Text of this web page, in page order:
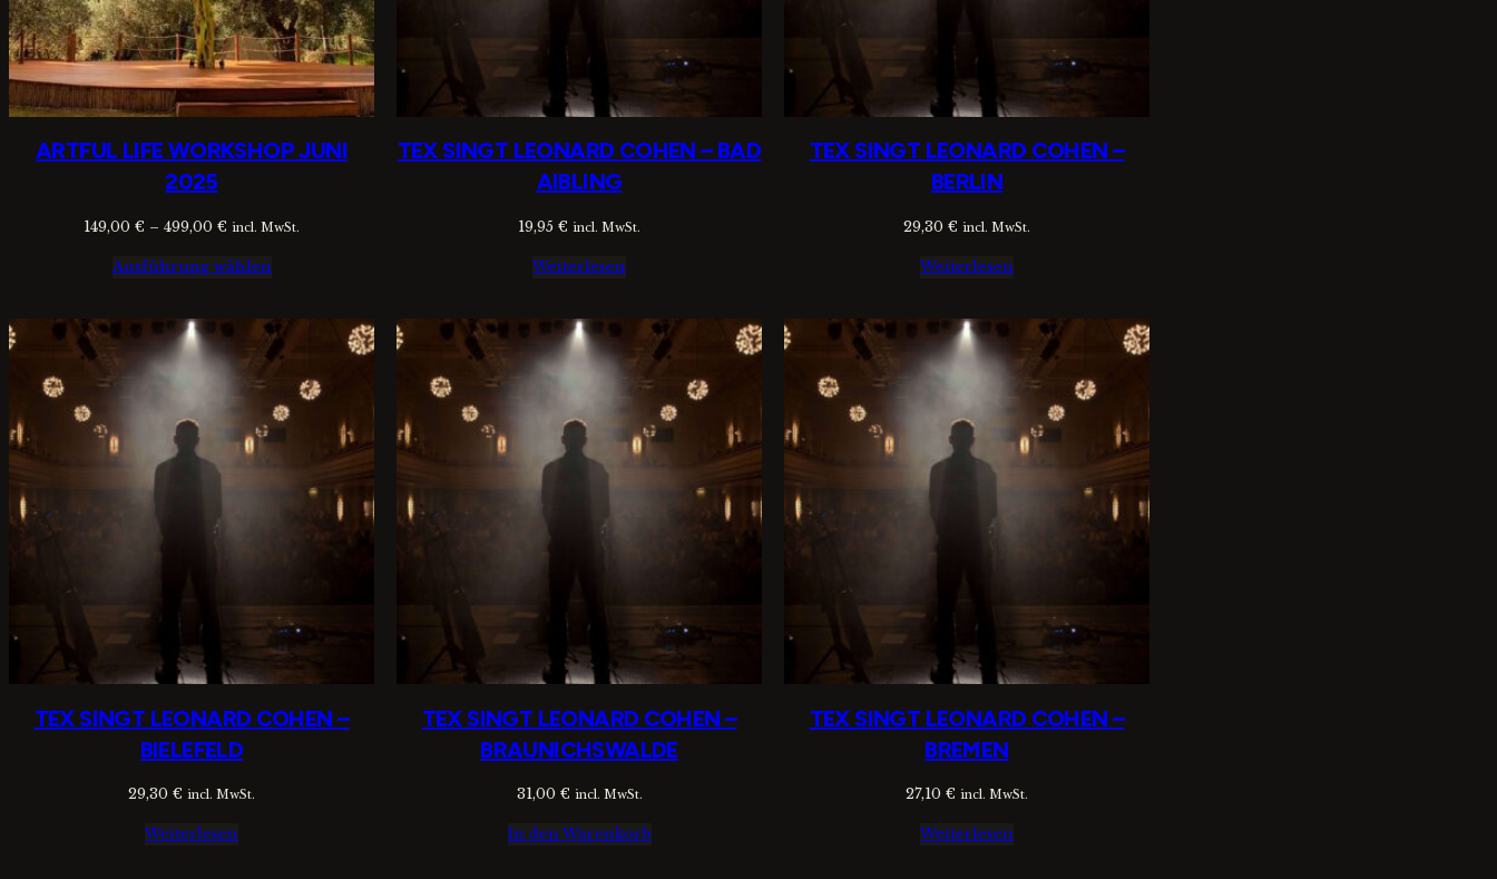
ARTFUL LIFE WORKSHOP JUNI
2025
149,00 € – 499,00 € Preisspanne:
bis
incl. MwSt.
Ausführung wählen
TEX SINGT LEONARD COHEN – BAD
AIBLING
19,95 € incl. MwSt.
Weiterlesen
TEX SINGT LEONARD COHEN –
BERLIN
29,30 € incl. MwSt.
Weiterlesen
TEX SINGT LEONARD COHEN –
BIELEFELD
29,30 € incl. MwSt.
Weiterlesen
TEX SINGT LEONARD COHEN –
BRAUNICHSWALDE
31,00 € incl. MwSt.
In den Warenkorb
TEX SINGT LEONARD COHEN –
BREMEN
27,10 € incl. MwSt.
Weiterlesen